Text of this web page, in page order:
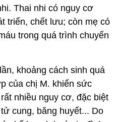
Thai nhi có nguy cơ
triển, chết lưu; còn mẹ có
trong quá trình chuyển
khoảng cách sinh quá
của chị M. khiến sức
nhiều nguy cơ, đặc biệt
cung, băng huyết... Do